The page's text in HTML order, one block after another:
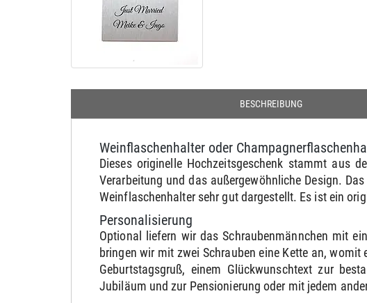
BESCHREIBUNG
Weinflaschenhalter oder
Dieses originelle Hochzeitsgeschenk stammt aus
Verarbeitung und das außergewöhnliche Design.
Weinflaschenhalter sehr gut dargestellt. Es ist ein
Personalisierung
Optional liefern wir das Schraubenmännchen mit
bringen wir mit zwei Schrauben eine Kette an,
Geburtstagsgruß, einem Glückwunschtext zur
Jubiläum und zur Pensionierung oder mit jedem